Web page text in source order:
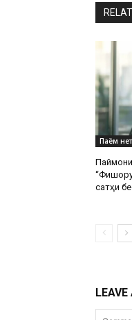
Паём нет
сатҳи
LEAVE